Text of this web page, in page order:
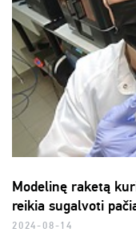
Modelinę raketą
reikia sugalvoti
2024-08-14